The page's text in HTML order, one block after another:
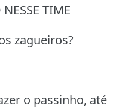
TIME
zagueiros?
o passinho, até